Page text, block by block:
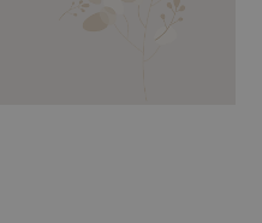
HAMAMELIS
SCHACHTELHALM,